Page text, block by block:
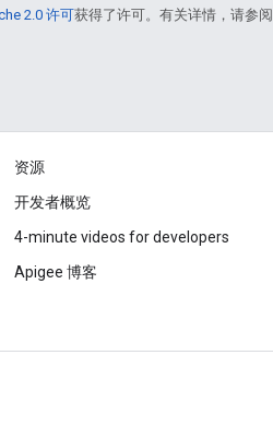
2.0 许可获得了许可。有关详情，请参阅
资源
开发者概览
4-minute videos for developers
Apigee 博客